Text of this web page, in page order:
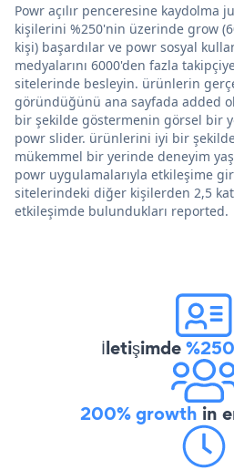
Powr açılır penceresine kaydolma
kişilerini %250'nin üzerinde grow
kişi) başardılar ve powr sosyal
medyalarını 6000'den fazla
sitelerinde besleyin. ürünlerin
göründüğünü ana sayfada added
bir şekilde göstermenin görsel bir
powr slider. ürünlerini iyi bir
mükemmel bir yerinde deneyim
powr uygulamalarıyla etkileşime
sitelerindeki diğer kişilerden 2,5
etkileşimde bulundukları reported.
İletişimde
200% growth in